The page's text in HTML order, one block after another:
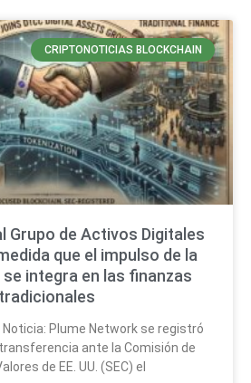
CRIPTONOTICIAS BLOCKCHAIN
Grupo de Activos Digitales
que el impulso de la
integra en las finanzas
tradicionales
Noticia: Plume Network se registró
ante la Comisión de
de EE. UU. (SEC) el